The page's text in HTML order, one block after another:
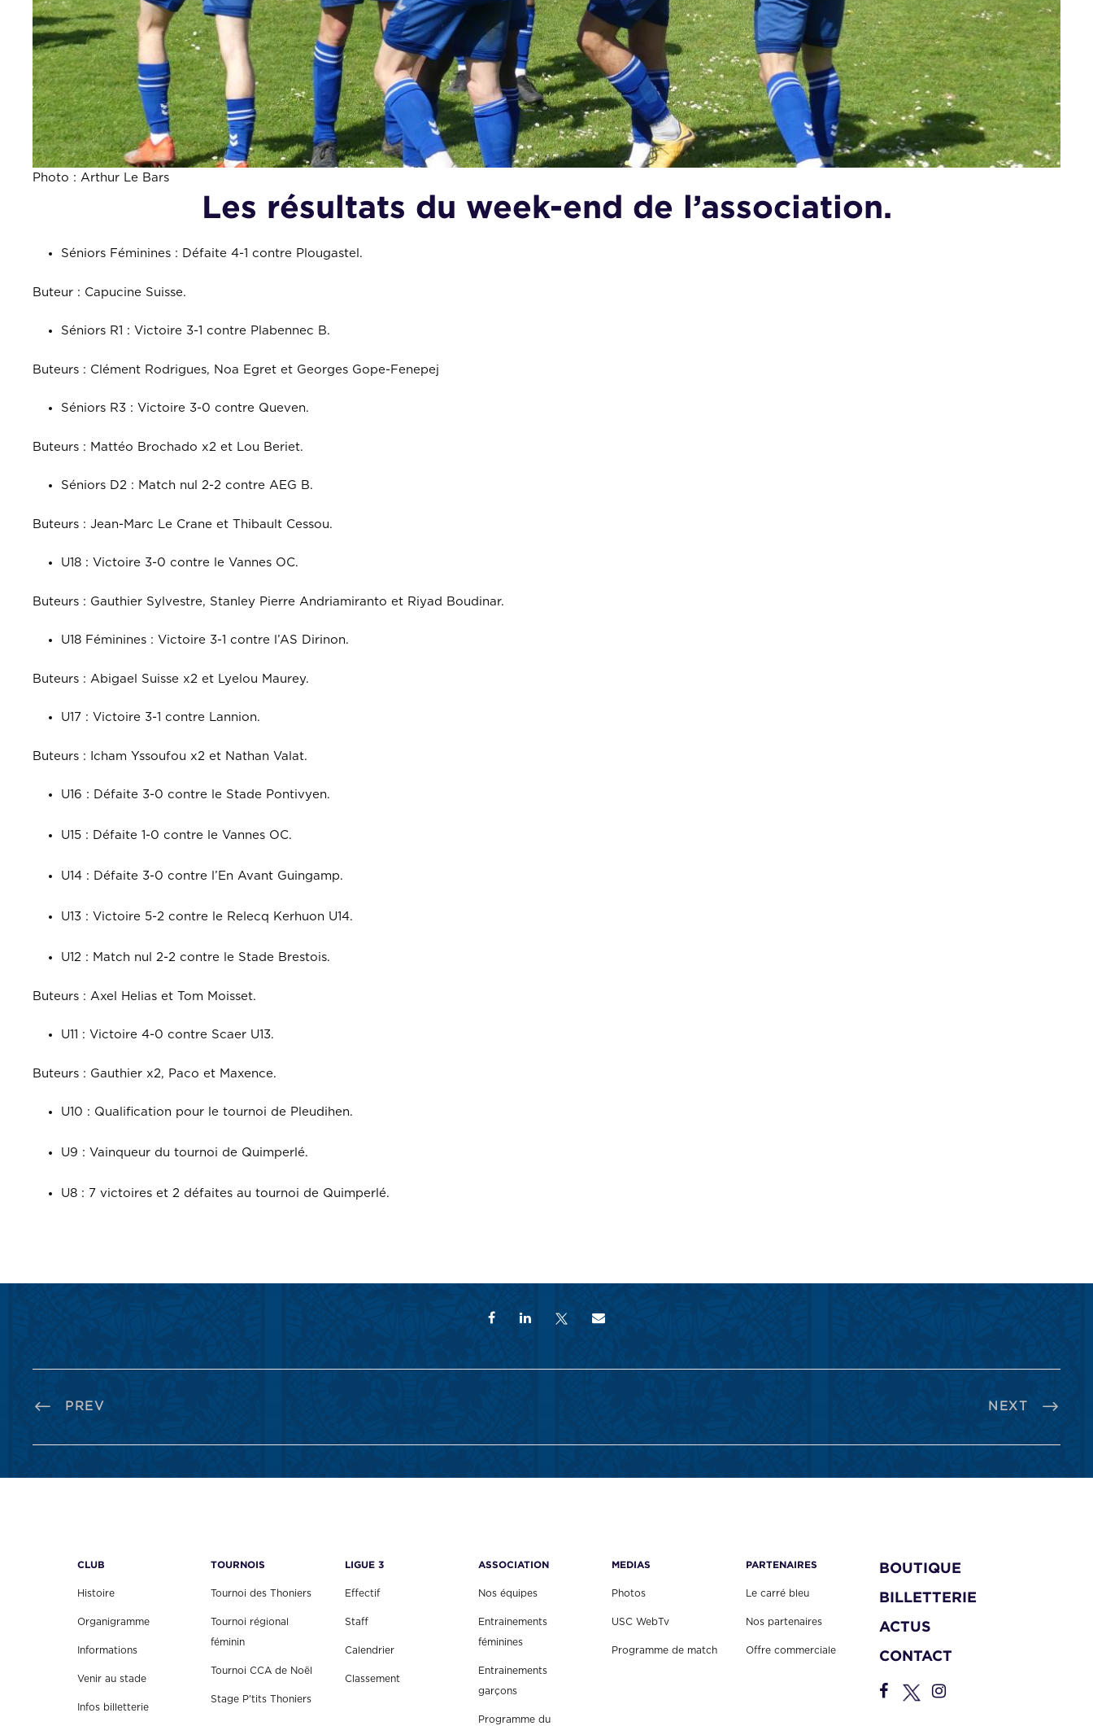
Photo : Arthur Le Bars
Les résultats du week-end de l’association.
Séniors Féminines : Défaite 4-1 contre Plougastel.
Buteur : Capucine Suisse.
Séniors R1 : Victoire 3-1 contre Plabennec B.
Buteurs : Clément Rodrigues, Noa Egret et Georges Gope-Fenepej
Séniors R3 : Victoire 3-0 contre Queven.
Buteurs : Mattéo Brochado x2 et Lou Beriet.
Séniors D2 : Match nul 2-2 contre AEG B.
Buteurs : Jean-Marc Le Crane et Thibault Cessou.
U18 : Victoire 3-0 contre le Vannes OC.
Buteurs : Gauthier Sylvestre, Stanley Pierre Andriamiranto et Riyad Boudinar.
U18 Féminines : Victoire 3-1 contre l’AS Dirinon.
Buteurs : Abigael Suisse x2 et Lyelou Maurey.
U17 : Victoire 3-1 contre Lannion.
Buteurs : Icham Yssoufou x2 et Nathan Valat.
U16 : Défaite 3-0 contre le Stade Pontivyen.
U15 : Défaite 1-0 contre le Vannes OC.
U14 : Défaite 3-0 contre l’En Avant Guingamp.
U13 : Victoire 5-2 contre le Relecq Kerhuon U14.
U12 : Match nul 2-2 contre le Stade Brestois.
Buteurs : Axel Helias et Tom Moisset.
U11 : Victoire 4-0 contre Scaer U13.
Buteurs : Gauthier x2, Paco et Maxence.
U10 : Qualification pour le tournoi de Pleudihen.
U9 : Vainqueur du tournoi de Quimperlé.
U8 : 7 victoires et 2 défaites au tournoi de Quimperlé.
PREV NEXT
CLUB
Histoire
Organigramme
Informations
Venir au stade
Infos billetterie
TOURNOIS
Tournoi des Thoniers
Tournoi régional
féminin
Tournoi CCA de Noël
Stage P'tits Thoniers
LIGUE 3
Effectif
Staff
Calendrier
Classement
ASSOCIATION
Nos équipes
Entrainements
féminines
Entrainements
garçons
Programme du
MEDIAS
Photos
USC WebTv
Programme de match
PARTENAIRES
Le carré bleu
Nos partenaires
Offre commerciale
BOUTIQUE
BILLETTERIE
ACTUS
CONTACT